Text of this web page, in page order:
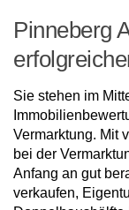
Pinneberg
Sie stehen im
Vermarktung. Mit
bei der
Anfang an gut
verkaufen,